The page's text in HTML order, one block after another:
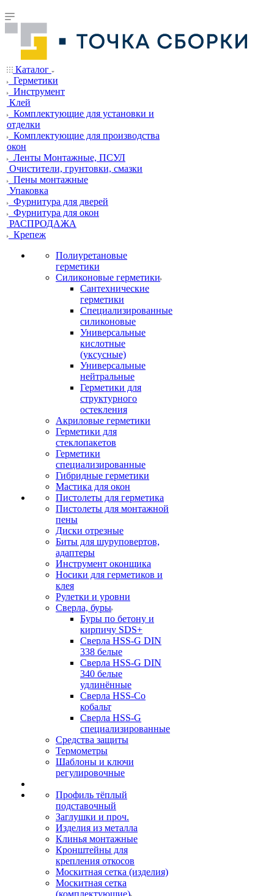
Каталог
Герметики
Инструмент
Клей
Комплектующие для установки и
отделки
Комплектующие для производства
окон
Ленты Монтажные, ПСУЛ
Очистители, грунтовки, смазки
Пены монтажные
Упаковка
Фурнитура для дверей
Фурнитура для окон
РАСПРОДАЖА
Крепеж
Полиуретановые
герметики
Силиконовые герметики
Сантехнические
герметики
Специализированные
силиконовые
Универсальные
кислотные
(уксусные)
Универсальные
нейтральные
Герметики для
структурного
остекления
Акриловые герметики
Герметики для
стеклопакетов
Герметики
специализированные
Гибридные герметики
Мастика для окон
Пистолеты для герметика
Пистолеты для монтажной
пены
Диски отрезные
Биты для шуруповертов,
адаптеры
Инструмент оконщика
Носики для герметиков и
клея
Рулетки и уровни
Сверла, буры
Буры по бетону и
кирпичу SDS+
Сверла HSS-G DIN
338 белые
Сверла HSS-G DIN
340 белые
удлинённые
Сверла HSS-Co
кобальт
Сверла HSS-G
специализированные
Средства защиты
Термометры
Шаблоны и ключи
регулировочные
Профиль тёплый
подставочный
Заглушки и проч.
Изделия из металла
Клинья монтажные
Кронштейны для
крепления откосов
Москитная сетка (изделия)
Москитная сетка
(комплектующие)